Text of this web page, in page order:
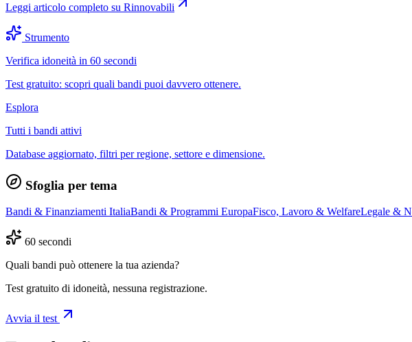
Leggi articolo completo su Rinnovabili
Strumento
Verifica idoneità in 60 secondi
Test gratuito: scopri quali bandi puoi davvero ottenere.
Esplora
Tutti i bandi attivi
Database aggiornato, filtri per regione, settore e dimensione.
Sfoglia per tema
Bandi & Finanziamenti ItaliaBandi & Programmi EuropaFisco, Lavoro & WelfareLegale &
60 secondi
Quali bandi può ottenere la tua azienda?
Test gratuito di idoneità, nessuna registrazione.
Avvia il test